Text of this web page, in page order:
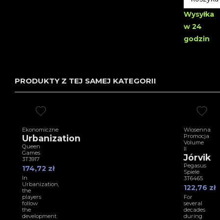
Wysyłka
w 24
godzin
PRODUKTY Z TEJ SAMEJ KATEGORII
Ekonomiczne
Urbanization
Queen
Games
3T3917
174,72 zł
In
Urbanization,
the
players
follow
the
development
Wiosenna
Promocja
Volume
II
Jórvik
Pegasus
Spiele
3T6465
122,76 zł
For
several
decades
during